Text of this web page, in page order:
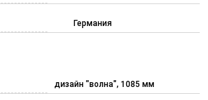
Германия
дизайн "волна", 1085 мм